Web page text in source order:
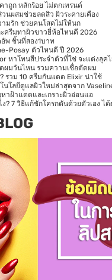
าถูก หลักร้อย ไม่ตกเทรนด์
วนผสมช่วยลดสิว ผิวระคายเคือง
ามรัก ช่วยคนโสดไม่ให้นก
ครีมทาผิวขาวยี่ห้อไหนดี 2026
พ ชิ้นที่สอง1บาท
Posay ตัวไหนดี ปี 2026
หาโทนสีประจำตัวที่ใช่ จะแต่งลุค
มวันไหน รวมความเชื่อตัดผม
รวม 10 ครีมกันแดด Elixir น่าใช้
โนโลยีดูแลผิวใหม่ล่าสุดจาก
าฝ้าแดดและเกราะผิวอ่อนแอ
? 7 วิธีแก้ชักโครกตันด้วยตัวเอง ได้